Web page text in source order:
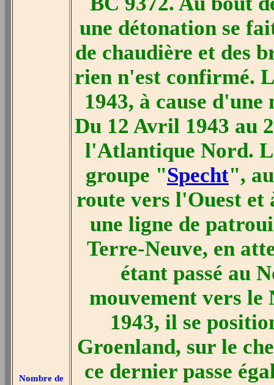
Nombre de
une détonation se
de chaudière et des
rien n'est confirmé.
1943, à cause
Du 12 Avril 1943 au
l'Atlantique Nord.
groupe "Specht",
route vers l'Ouest
une ligne de
Terre-Neuve, en
étant passé au
mouvement vers
1943, il se
Groenland, sur le
ce dernier passe